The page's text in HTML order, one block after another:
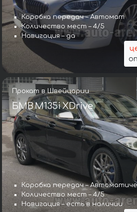
Коробка передач – Автомат
Количество мест – 4/5
Навигация – да
Прокат в Швейцарии
БМВ M135i XDrive
Коробка передач –
Количество мест – 4/5
Навигация – есть в наличии